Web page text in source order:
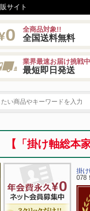
サイト
全商品対象!!
全国送料無料
業界最速お届け挑戦
最短即日発送
【「掛け軸総
掛
078！